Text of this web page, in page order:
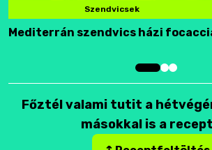
Szendvicsek
Mediterrán szendvics házi
Főztél valami tutit a
másokkal is a